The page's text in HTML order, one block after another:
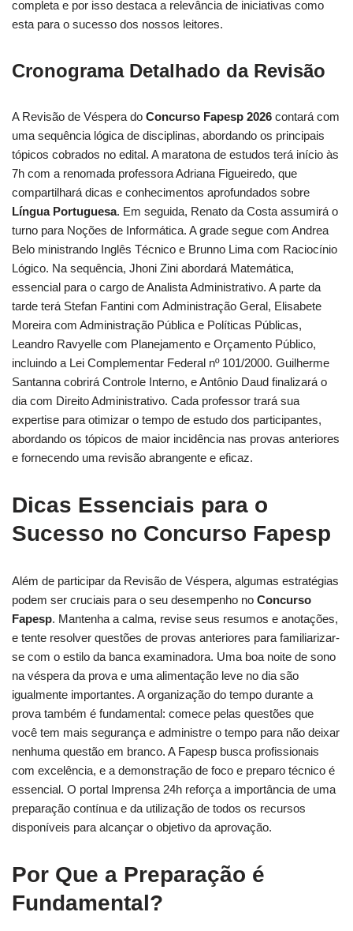
completa e por isso destaca a relevância de iniciativas como
esta para o sucesso dos nossos leitores.
Cronograma Detalhado da Revisão
A Revisão de Véspera do Concurso Fapesp 2026 contará com
uma sequência lógica de disciplinas, abordando os principais
tópicos cobrados no edital. A maratona de estudos terá início às
7h com a renomada professora Adriana Figueiredo, que
compartilhará dicas e conhecimentos aprofundados sobre
Língua Portuguesa. Em seguida, Renato da Costa assumirá o
turno para Noções de Informática. A grade segue com Andrea
Belo ministrando Inglês Técnico e Brunno Lima com Raciocínio
Lógico. Na sequência, Jhoni Zini abordará Matemática,
essencial para o cargo de Analista Administrativo. A parte da
tarde terá Stefan Fantini com Administração Geral, Elisabete
Moreira com Administração Pública e Políticas Públicas,
Leandro Ravyelle com Planejamento e Orçamento Público,
incluindo a Lei Complementar Federal nº 101/2000. Guilherme
Santanna cobrirá Controle Interno, e Antônio Daud finalizará o
dia com Direito Administrativo. Cada professor trará sua
expertise para otimizar o tempo de estudo dos participantes,
abordando os tópicos de maior incidência nas provas anteriores
e fornecendo uma revisão abrangente e eficaz.
Dicas Essenciais para o
Sucesso no Concurso Fapesp
Além de participar da Revisão de Véspera, algumas estratégias
podem ser cruciais para o seu desempenho no Concurso
Fapesp. Mantenha a calma, revise seus resumos e anotações,
e tente resolver questões de provas anteriores para familiarizar-
se com o estilo da banca examinadora. Uma boa noite de sono
na véspera da prova e uma alimentação leve no dia são
igualmente importantes. A organização do tempo durante a
prova também é fundamental: comece pelas questões que
você tem mais segurança e administre o tempo para não deixar
nenhuma questão em branco. A Fapesp busca profissionais
com excelência, e a demonstração de foco e preparo técnico é
essencial. O portal Imprensa 24h reforça a importância de uma
preparação contínua e da utilização de todos os recursos
disponíveis para alcançar o objetivo da aprovação.
Por Que a Preparação é
Fundamental?